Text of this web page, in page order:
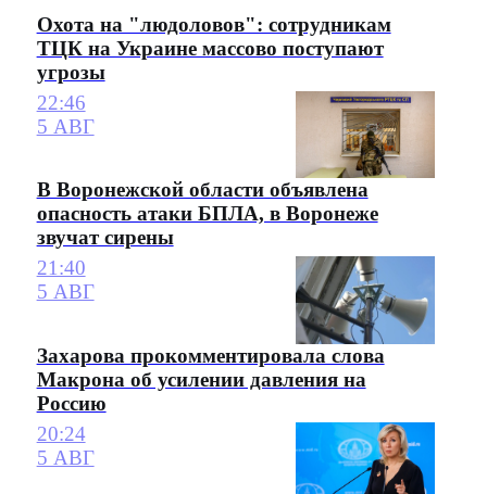
Охота на "людоловов": сотрудникам
ТЦК на Украине массово поступают
угрозы
22:46
5 АВГ
В Воронежской области объявлена
опасность атаки БПЛА, в Воронеже
звучат сирены
21:40
5 АВГ
Захарова прокомментировала слова
Макрона об усилении давления на
Россию
20:24
5 АВГ